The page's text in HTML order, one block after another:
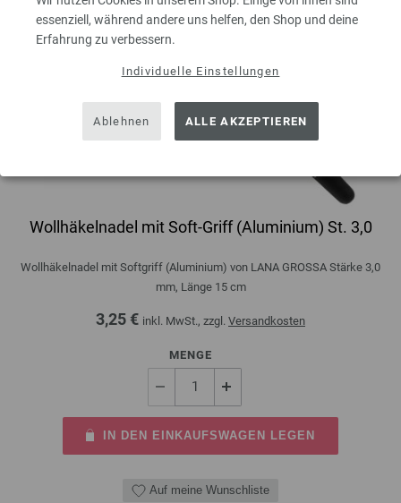
essenziell, während andere uns helfen, den Shop und deine
Erfahrung zu verbessern.
Individuelle Einstellungen
Ablehnen ALLE AKZEPTIEREN
Wollhäkelnadel mit Soft-Griff (Aluminium) St. 3,0
Wollhäkelnadel mit Softgriff (Aluminium) von LANA GROSSA Stärke 3,0
mm, Länge 15 cm
3,25 € inkl. MwSt., zzgl. Versandkosten
MENGE
IN DEN EINKAUFSWAGEN LEGEN
Auf meine Wunschliste